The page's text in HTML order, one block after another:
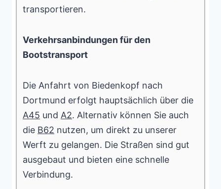
transportieren.
Verkehrsanbindungen für den
Bootstransport
Die Anfahrt von Biedenkopf nach
Dortmund erfolgt hauptsächlich über die
A45 und A2. Alternativ können Sie auch
die B62 nutzen, um direkt zu unserer
Werft zu gelangen. Die Straßen sind gut
ausgebaut und bieten eine schnelle
Verbindung.